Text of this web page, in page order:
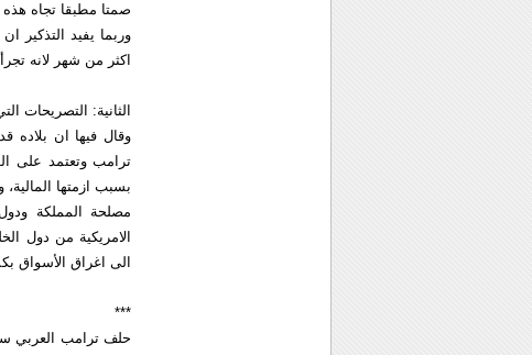
صمتا مطبقا تجاه هذه
وربما يفيد
اكثر من شهر لانه
الثانية: التصريحات
وقال فيها ان بلاده
ترامب وتعتمد على
بسبب ازمتها
مصلحة المملكة
الامريكية من دول
الى اغراق الأسواق
***
حلف ترامب العربي